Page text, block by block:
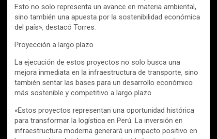
Esto no solo representa un avance en materia ambiental,
sino también una apuesta por la sostenibilidad económica
del país», destacó Torres.
Proyección a largo plazo
La ejecución de estos proyectos no solo busca una
mejora inmediata en la infraestructura de transporte, sino
también sentar las bases para un desarrollo económico
más sostenible y competitivo a largo plazo.
«Estos proyectos representan una oportunidad histórica
para transformar la logística en Perú. La inversión en
infraestructura moderna generará un impacto positivo en